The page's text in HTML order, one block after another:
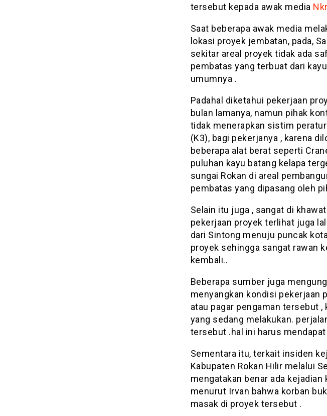
tersebut kepada awak media
Saat beberapa awak media
lokasi proyek jembatan, pada,
sekitar areal proyek tidak ada
pembatas yang terbuat dari
umumnya .
Padahal diketahui pekerjaan
bulan lamanya, namun pihak
tidak menerapkan sistim
(K3), bagi pekerjanya , karena
beberapa alat berat seperti
puluhan kayu batang kelapa
sungai Rokan di areal
pembatas yang dipasang oleh
Selain itu juga , sangat di
pekerjaan proyek terlihat juga
dari Sintong menuju puncak
proyek sehingga sangat rawan
kembali..
Beberapa sumber juga
menyangkan kondisi pekerjaan
atau pagar pengaman tersebut
yang sedang melakukan.
tersebut .hal ini harus
Sementara itu, terkait insiden
Kabupaten Rokan Hilir melalui
mengatakan benar ada
menurut Irvan bahwa korban
masak di proyek tersebut .